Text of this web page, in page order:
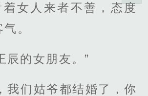
着女人来者不善，态度
。
辰的女朋友。”
我们姑爷都结婚了，你